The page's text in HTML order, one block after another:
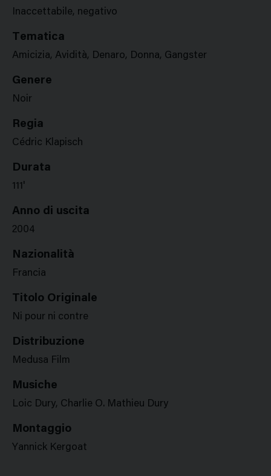
Inaccettabile, negativo
Tematica
Amicizia, Avidità, Denaro, Donna, Gangster
Genere
Noir
Regia
Cédric Klapisch
Durata
111'
Anno di uscita
2004
Nazionalità
Francia
Titolo Originale
Ni pour ni contre
Distribuzione
Medusa Film
Musiche
Loic Dury, Charlie O. Mathieu Dury
Montaggio
Yannick Kergoat